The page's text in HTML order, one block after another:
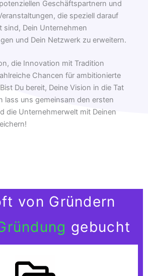
Geschäftspartnern und
die speziell darauf
sind, Dein Unternehmen
und Dein Netzwerk zu erweitern.
die Innovation mit Tradition
Chancen für ambitionierte
Du bereit, Deine Vision in die Tat
lass uns gemeinsam den ersten
die Unternehmerwelt mit Deinen
von Gründern
gebucht